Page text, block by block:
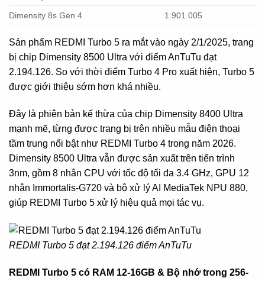
Dimensity 8s Gen 4 1.901.005
Sản phẩm REDMI Turbo 5 ra mắt vào ngày 2/1/2025, trang
bị chip Dimensity 8500 Ultra với điểm AnTuTu đạt
2.194.126. So với thời điểm Turbo 4 Pro xuất hiện, Turbo 5
được giới thiệu sớm hơn khá nhiều.
Đây là phiên bản kế thừa của chip Dimensity 8400 Ultra
mạnh mẽ, từng được trang bị trên nhiều mẫu điện thoại
tầm trung nổi bật như REDMI Turbo 4 trong năm 2026.
Dimensity 8500 Ultra vẫn được sản xuất trên tiến trình
3nm, gồm 8 nhân CPU với tốc độ tối đa 3.4 GHz, GPU 12
nhân Immortalis-G720 và bộ xử lý AI MediaTek NPU 880,
giúp REDMI Turbo 5 xử lý hiệu quả mọi tác vụ.
REDMI Turbo 5 đạt 2.194.126 điểm AnTuTu
REDMI Turbo 5 có RAM 12-16GB & Bộ nhớ trong 256-